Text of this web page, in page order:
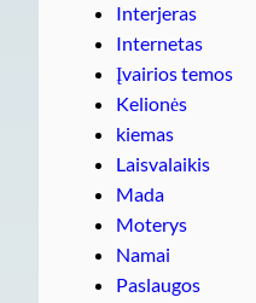
Interjeras
Internetas
Įvairios temos
Kelionės
kiemas
Laisvalaikis
Mada
Moterys
Namai
Paslaugos